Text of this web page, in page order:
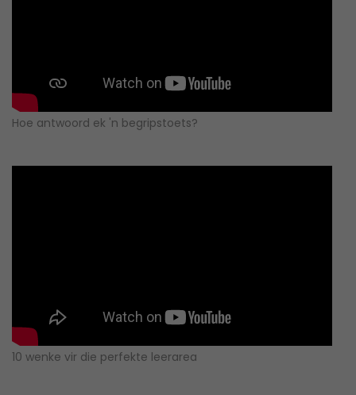
Hoe antwoord ek 'n begripstoets?
10 wenke vir die perfekte leerarea